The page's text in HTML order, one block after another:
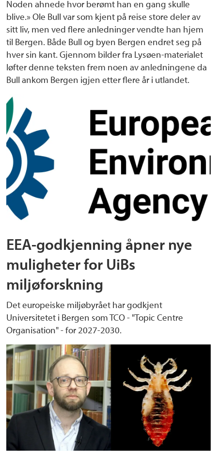
Noden ahnede hvor berømt han en gang skulle
blive.» Ole Bull var som kjent på reise store deler av
sitt liv, men ved flere anledninger vendte han hjem
til Bergen. Både Bull og byen Bergen endret seg på
hver sin kant. Gjennom bilder fra Lysøen-materialet
løfter denne teksten frem noen av anledningene da
Bull ankom Bergen igjen etter flere år i utlandet.
EEA-godkjenning åpner nye
muligheter for UiBs
miljøforskning
Det europeiske miljøbyrået har godkjent
Universitetet i Bergen som TCO - "Topic Centre
Organisation" - for 2027-2030.